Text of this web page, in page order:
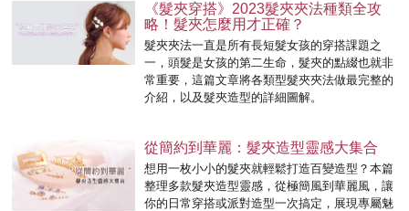
《髮夾穿搭》2023髮夾夾法種類全攻
略！髮夾怎麼用才正確？
髮夾夾法一直是所有長短髮女孩的穿搭課題之
一，頭髮是女孩的第二生命，髮夾的點綴也就非
常重要，這篇文章將各類型髮夾夾法做最完整的
介紹，以及髮夾造型的詳細圖解。
從簡約到華麗：髮夾造型靈感大集合
想用一枚小小的髮夾就輕鬆打造百變造型？本篇
整理多款髮夾造型靈感，從極簡風到華麗風，讓
你的日常穿搭或派對造型一次搞定，展現專屬魅